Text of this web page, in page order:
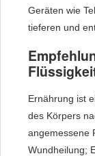
Geräten wie
tieferen und
Ernährung ist
des Körpers
angemessene
Wundheilung;